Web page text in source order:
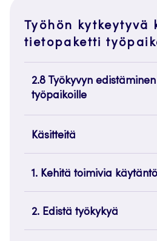
Työhön kytkeytyvä
tietopaketti
2.8 Työkyvyn
työpaikoille
Käsitteitä
1. Kehitä toimivia
2. Edistä työkykyä